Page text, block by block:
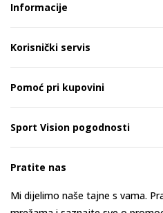
Informacije
Korisnički servis
Pomoć pri kupovini
Sport Vision pogodnosti
Pratite nas
Mi dijelimo naše tajne s vama.